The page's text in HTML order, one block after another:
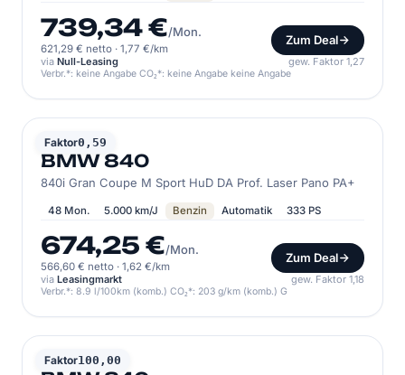
739,34 €/Mon.
621,29 € netto · 1,77 €/km
Zum Deal
via Null-Leasing gew. Faktor 1,27
Verbr.*: keine Angabe CO₂*: keine Angabe keine Angabe
Faktor0,59
BMW
BMW 840
840i Gran Coupe M Sport HuD DA Prof. Laser Pano PA+
48 Mon. 5.000 km/J Benzin Automatik 333 PS
674,25 €/Mon.
566,60 € netto · 1,62 €/km
Zum Deal
via Leasingmarkt gew. Faktor 1,18
Verbr.*: 8.9 l/100km (komb.) CO₂*: 203 g/km (komb.) G
Faktor100,00
BMW